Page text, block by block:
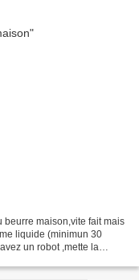
beurre maison,vite fait mais
liquide (minimun 30
un robot ,mette la